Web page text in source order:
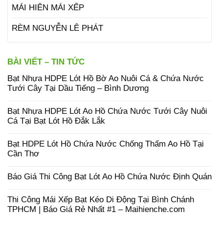
MÁI HIÊN MÁI XẾP
RÈM NGUYỄN LÊ PHÁT
BÀI VIẾT – TIN TỨC
Bạt Nhựa HDPE Lót Hồ Bờ Ao Nuôi Cá & Chứa Nước
Tưới Cây Tại Dầu Tiếng – Bình Dương
Bạt Nhựa HDPE Lót Ao Hồ Chứa Nước Tưới Cây Nuôi
Cá Tại Bạt Lót Hồ Đắk Lắk
Bạt HDPE Lót Hồ Chứa Nước Chống Thấm Ao Hồ Tại
Cần Thơ
Báo Giá Thi Công Bạt Lót Ao Hồ Chứa Nước Định Quán
Thi Công Mái Xếp Bạt Kéo Di Động Tại Bình Chánh
TPHCM | Báo Giá Rẻ Nhất #1 – Maihienche.com